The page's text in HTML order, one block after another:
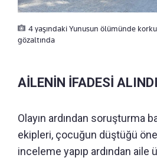
4 yaşındaki Yunusun ölümünde
gözaltında
AİLENİN İFADESİ ALINDI
Olayın ardından soruşturma
ekipleri, çocuğun düştüğü
inceleme yapıp ardından